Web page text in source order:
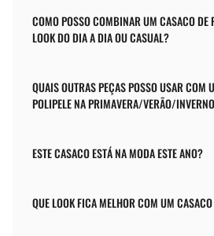
COMO POSSO COMBINAR UM CASACO DE
LOOK DO DIA A DIA OU CASUAL?
QUAIS OUTRAS PEÇAS POSSO USAR COM
POLIPELE NA PRIMAVERA/VERÃO/
ESTE CASACO ESTÁ NA MODA ESTE ANO?
QUE LOOK FICA MELHOR COM UM